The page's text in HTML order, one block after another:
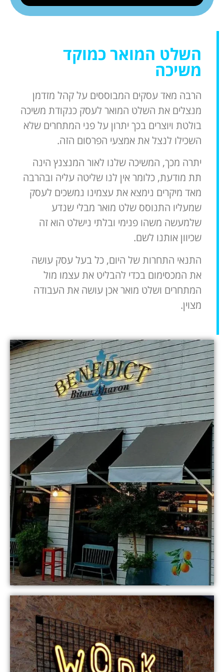
השלט המואר כמוקד
משיכה
הרבה מאד עסקים המבוססים על קהל מזדמן
מנצלים את השלט המואר לעסק כנקודת משיכה
בולטת ויוצרים בכך יתרון על פני המתחרים שלא
השכילו לנצל את אמצעי הפרסום הזה.
יתרה מכך, המשיכה שלנו לאור המנצנץ הינה
תת מודעת, כלומר אין לנו שליטה עליה ובהרבה
מאד מיקרים נימצא את עצמינו נמשכים לעסק
שמעליו התנוסס שלט מואר מבלי שנדע
שלמעשה משהו פנימי ובלתי נישלט הוא זה
שכיוון אותנו לשם.
התנאי התחרות של היום, כל בעל עסק עושה
את המכסימום בכדי להבליט את עצמו מול
המתחרים ושלט מואר אכן עושה את העבודה
מצוין.